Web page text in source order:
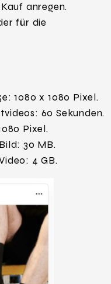
anregen.
für die
1080 x 1080 Pixel.
60 Sekunden.
Pixel.
30 MB.
4 GB.